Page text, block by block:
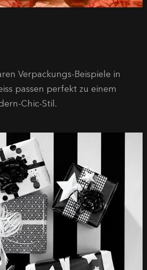
Verpackungs-Beispiele in
passen perfekt zu einem
Chic-Stil.